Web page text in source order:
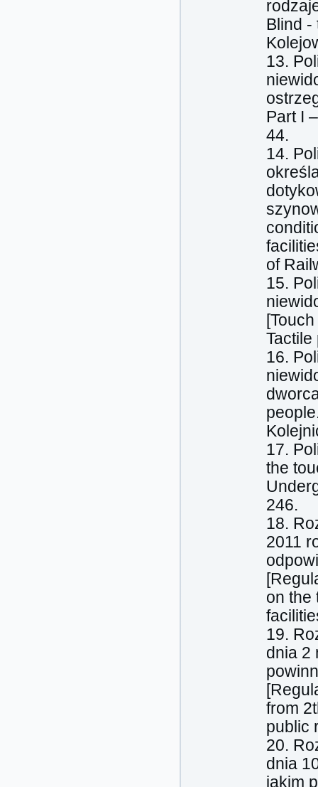
Blind -
13.
Part I
44.
14.
of
15.
16.
17.
the
246.
18.
2011
on the
19.
dnia 2
from
public
20.
dnia
jakim